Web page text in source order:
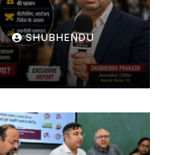
SHUBHENDU